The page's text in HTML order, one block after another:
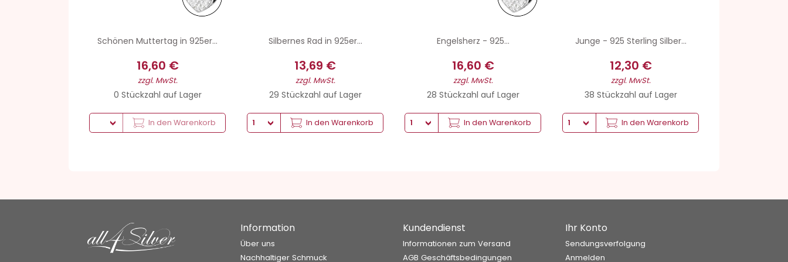
Schönen Muttertag in 925er...
16,60 €
zzgl. MwSt.
0 Stückzahl auf Lager
In den Warenkorb
Silbernes Rad in 925er...
13,69 €
zzgl. MwSt.
29 Stückzahl auf Lager
In den Warenkorb
Engelsherz - 925...
16,60 €
zzgl. MwSt.
28 Stückzahl auf Lager
In den Warenkorb
Junge - 925 Sterling Silber...
12,30 €
zzgl. MwSt.
38 Stückzahl auf Lager
In den Warenkorb
Information
Über uns
Nachhaltiger Schmuck
Kundendienst
Informationen zum Versand
AGB Geschäftsbedingungen
Ihr Konto
Sendungsverfolgung
Anmelden